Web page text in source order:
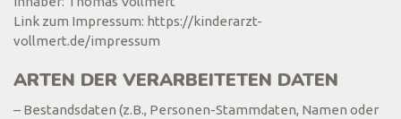
Link zum Impressum: https://kinderarzt-
vollmert.de/impressum
ARTEN DER VERARBEITETEN DATEN
– Bestandsdaten (z.B., Personen-Stammdaten, Namen oder